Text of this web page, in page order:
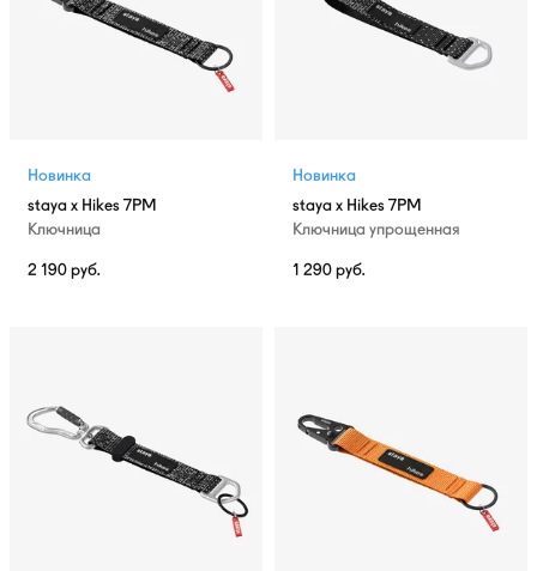
Новинка
staya x Hikes 7PM
Ключница
2 190 руб.
Новинка
staya x Hikes 7PM
Ключница упрощенная
1 290 руб.